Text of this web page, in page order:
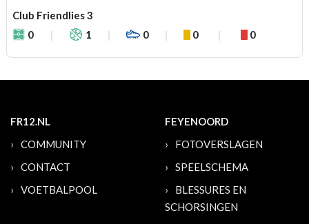
Club Friendlies 3
0
1 0 0 0
FR12.NL
COMMUNITY
CONTACT
VOETBALPOOL
FEYENOORD
FOTOVERSLAGEN
SPEELSCHEMA
BLESSURES EN
SCHORSINGEN